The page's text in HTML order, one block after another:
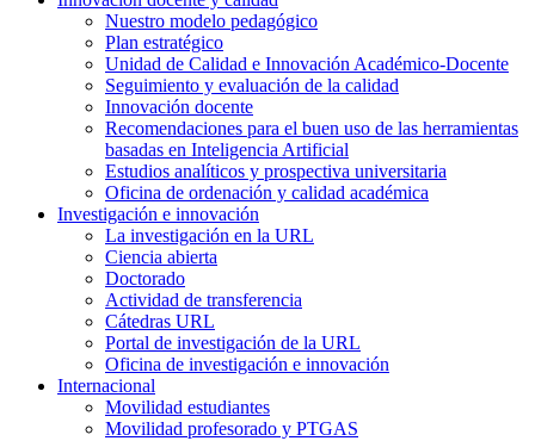
Nuestro modelo pedagógico
Plan estratégico
Unidad de Calidad e Innovación Académico-Docente
Seguimiento y evaluación de la calidad
Innovación docente
Recomendaciones para el buen uso de las herramientas
basadas en Inteligencia Artificial
Estudios analíticos y prospectiva universitaria
Oficina de ordenación y calidad académica
Investigación e innovación
La investigación en la URL
Ciencia abierta
Doctorado
Actividad de transferencia
Cátedras URL
Portal de investigación de la URL
Oficina de investigación e innovación
Internacional
Movilidad estudiantes
Movilidad profesorado y PTGAS